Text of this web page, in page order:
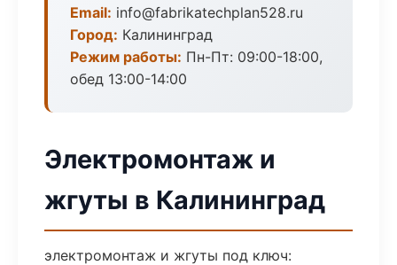
Email: info@fabrikatechplan528.ru
Город: Калининград
Режим работы: Пн-Пт: 09:00-18:00,
обед 13:00-14:00
Электромонтаж и
жгуты в Калининград
электромонтаж и жгуты под ключ: